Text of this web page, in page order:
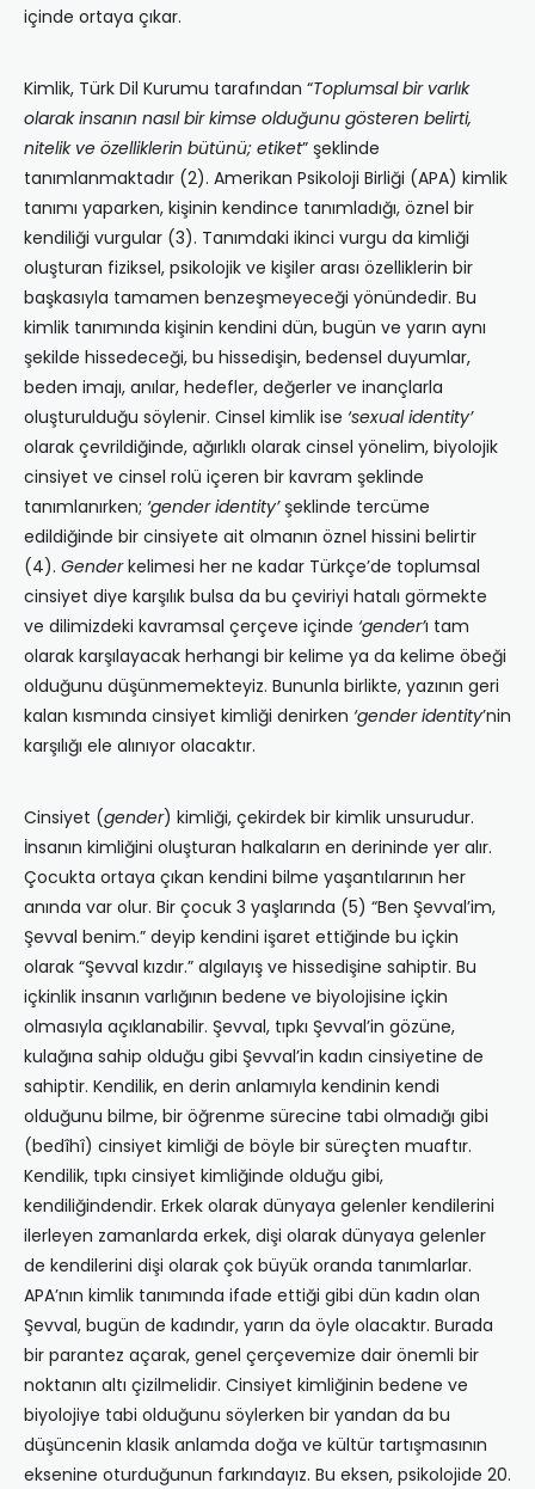
içinde ortaya çıkar.
Kimlik, Türk Dil Kurumu tarafından “Toplumsal bir varlık
olarak insanın nasıl bir kimse olduğunu gösteren belirti,
nitelik ve özelliklerin bütünü; etiket” şeklinde
tanımlanmaktadır (2). Amerikan Psikoloji Birliği (APA) kimlik
tanımı yaparken, kişinin kendince tanımladığı, öznel bir
kendiliği vurgular (3). Tanımdaki ikinci vurgu da kimliği
oluşturan fiziksel, psikolojik ve kişiler arası özelliklerin bir
başkasıyla tamamen benzeşmeyeceği yönündedir. Bu
kimlik tanımında kişinin kendini dün, bugün ve yarın aynı
şekilde hissedeceği, bu hissedişin, bedensel duyumlar,
beden imajı, anılar, hedefler, değerler ve inançlarla
oluşturulduğu söylenir. Cinsel kimlik ise ‘sexual identity’
olarak çevrildiğinde, ağırlıklı olarak cinsel yönelim, biyolojik
cinsiyet ve cinsel rolü içeren bir kavram şeklinde
tanımlanırken; ‘gender identity’şeklinde tercüme
edildiğinde bir cinsiyete ait olmanın öznel hissini belirtir
(4). Genderkelimesi her ne kadar Türkçe’de toplumsal
cinsiyet diye karşılık bulsa da bu çeviriyi hatalı görmekte
ve dilimizdeki kavramsal çerçeve içinde ‘gender’ı tam
olarak karşılayacak herhangi bir kelime ya da kelime öbeği
olduğunu düşünmemekteyiz. Bununla birlikte, yazının geri
kalan kısmında cinsiyet kimliği denirken ‘gender identity’nin
karşılığı ele alınıyor olacaktır.
Cinsiyet (gender) kimliği, çekirdek bir kimlik unsurudur.
İnsanın kimliğini oluşturan halkaların en derininde yer alır.
Çocukta ortaya çıkan kendini bilme yaşantılarının her
anında var olur. Bir çocuk 3 yaşlarında (5) “Ben Şevval’im,
Şevval benim.” deyip kendini işaret ettiğinde bu içkin
olarak “Şevval kızdır.” algılayış ve hissedişine sahiptir. Bu
içkinlik insanın varlığının bedene ve biyolojisine içkin
olmasıyla açıklanabilir. Şevval, tıpkı Şevval’in gözüne,
kulağına sahip olduğu gibi Şevval’in kadın cinsiyetine de
sahiptir. Kendilik, en derin anlamıyla kendinin kendi
olduğunu bilme, bir öğrenme sürecine tabi olmadığı gibi
(bedîhî) cinsiyet kimliği de böyle bir süreçten muaftır.
Kendilik, tıpkı cinsiyet kimliğinde olduğu gibi,
kendiliğindendir. Erkek olarak dünyaya gelenler kendilerini
ilerleyen zamanlarda erkek, dişi olarak dünyaya gelenler
de kendilerini dişi olarak çok büyük oranda tanımlarlar.
APA’nın kimlik tanımında ifade ettiği gibi dün kadın olan
Şevval, bugün de kadındır, yarın da öyle olacaktır. Burada
bir parantez açarak, genel çerçevemize dair önemli bir
noktanın altı çizilmelidir. Cinsiyet kimliğinin bedene ve
biyolojiye tabi olduğunu söylerken bir yandan da bu
düşüncenin klasik anlamda doğa ve kültür tartışmasının
eksenine oturduğunun farkındayız. Bu eksen, psikolojide 20.